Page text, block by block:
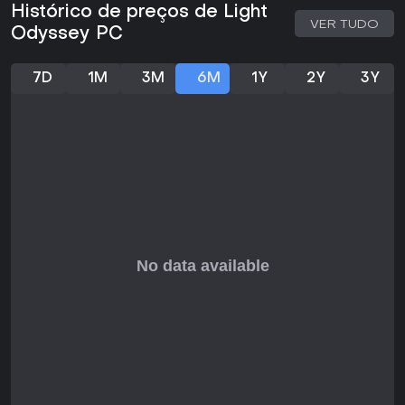
Histórico de preços de Light
Odyssey PC
VER TUDO
7D 1M 3M 6M 1Y 2Y 3Y